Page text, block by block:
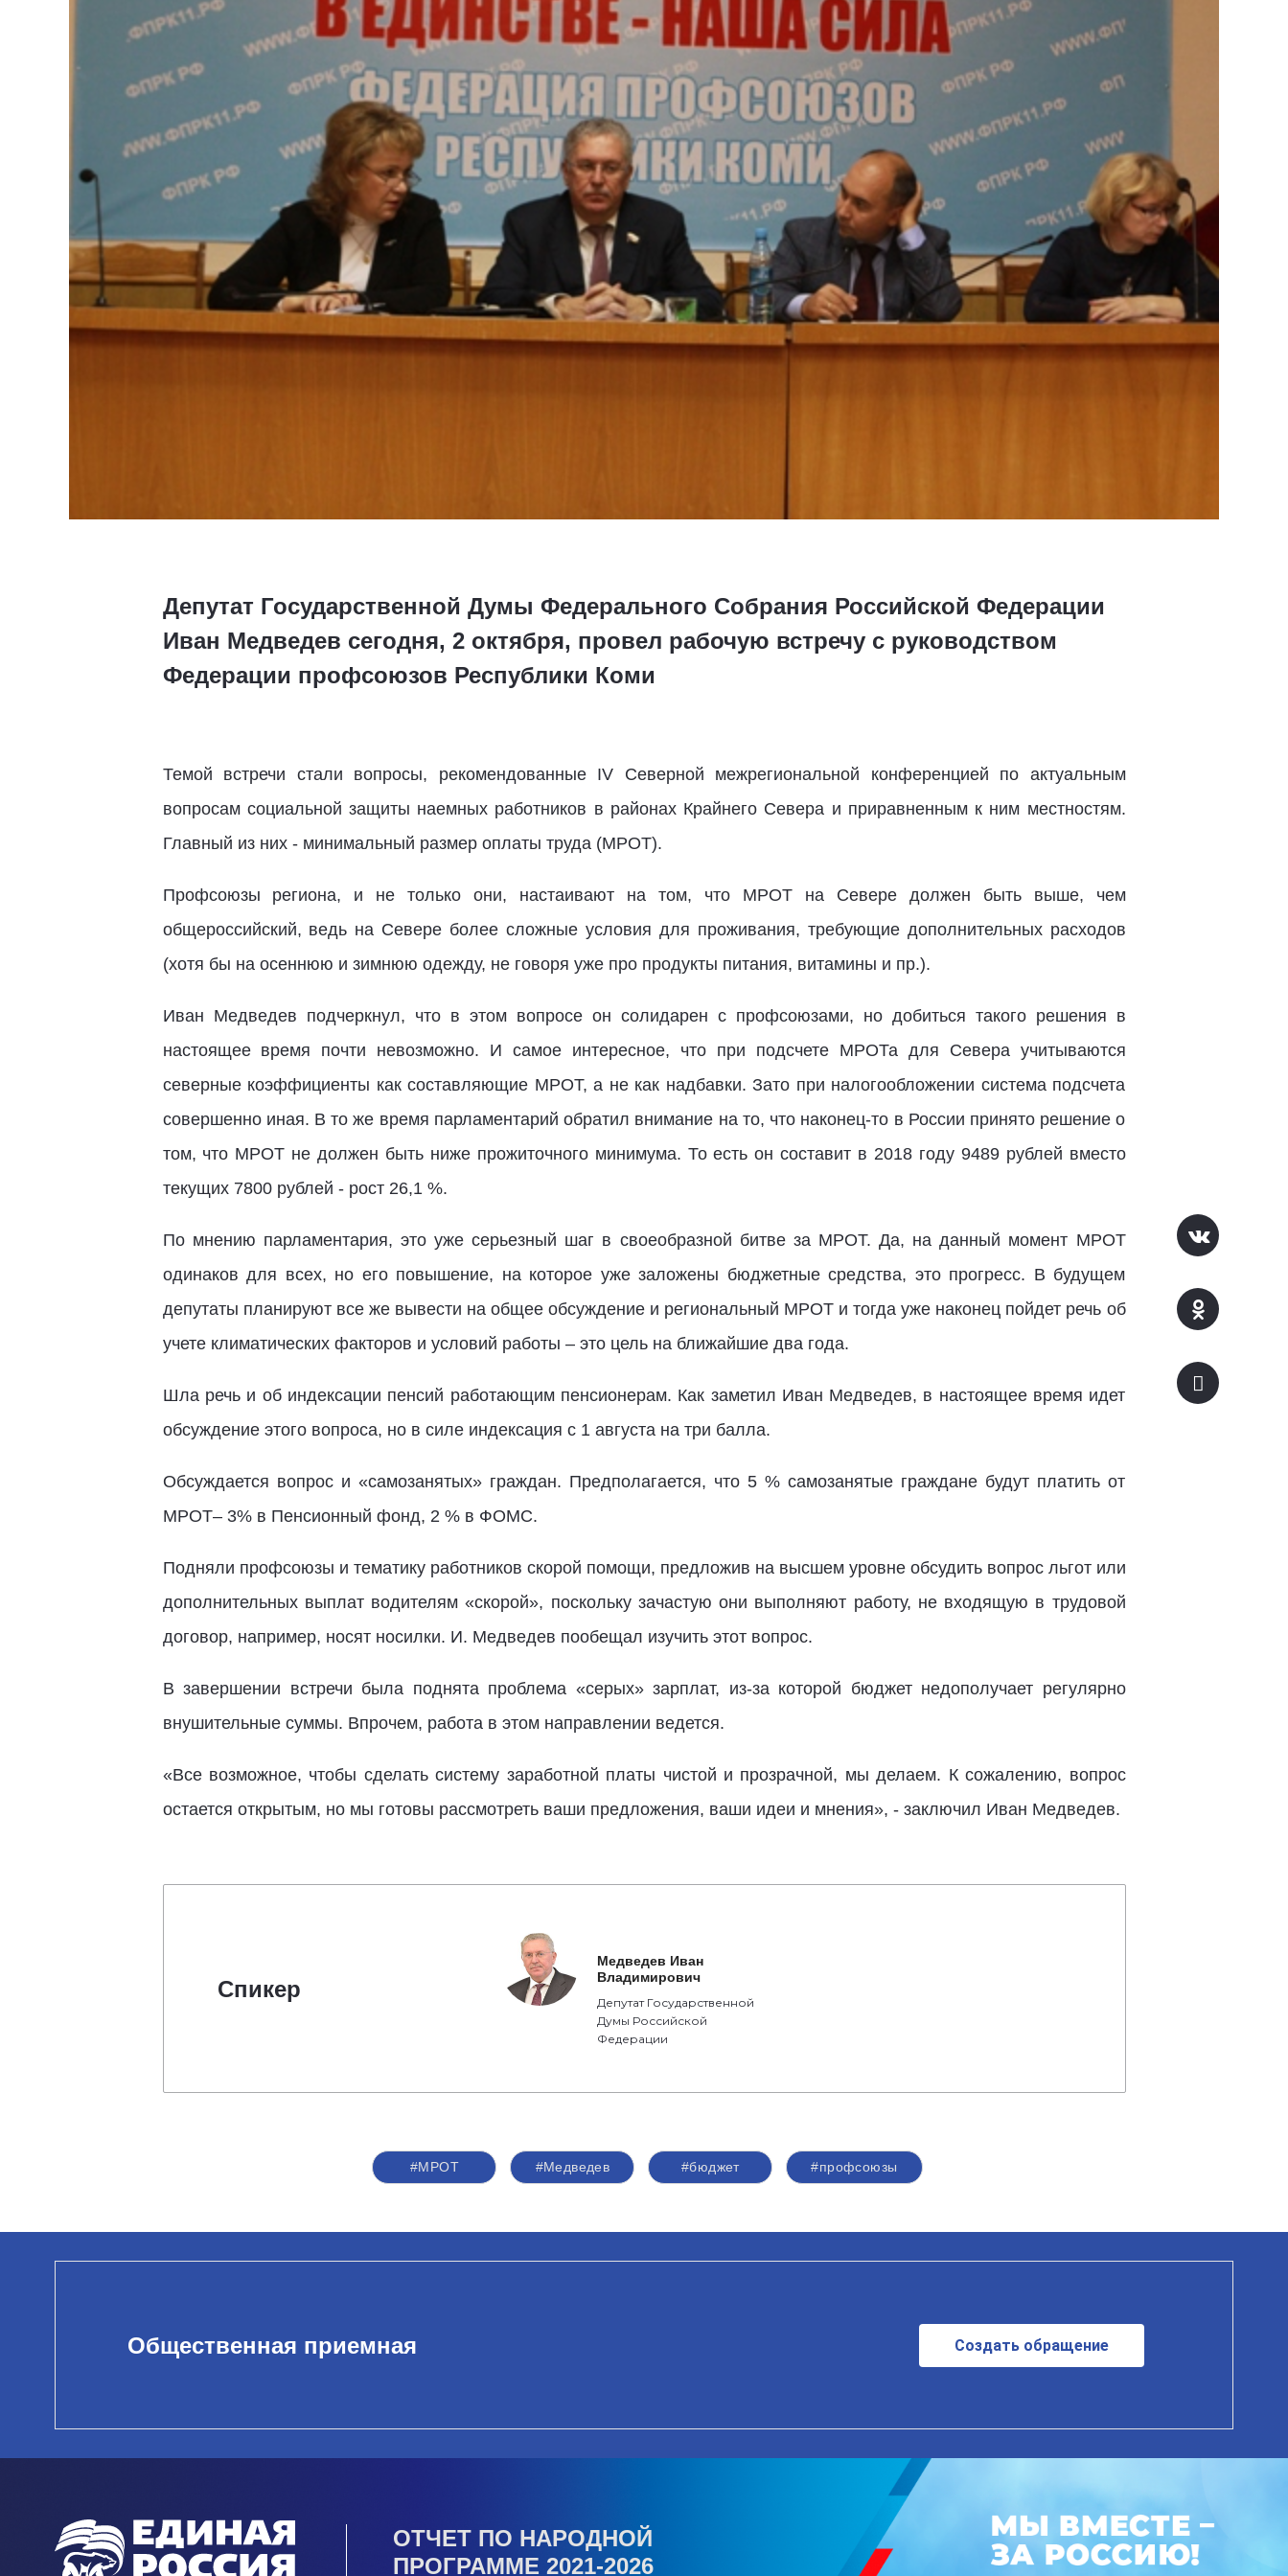
Депутат Государственной Думы Федерального Собрания Российской Федерации
Иван Медведев сегодня, 2 октября, провел рабочую встречу с руководством
Федерации профсоюзов Республики Коми
Темой встречи стали вопросы, рекомендованные IV Северной межрегиональной конференцией по актуальным
вопросам социальной защиты наемных работников в районах Крайнего Севера и приравненным к ним местностям.
Главный из них - минимальный размер оплаты труда (МРОТ).
Профсоюзы региона, и не только они, настаивают на том, что МРОТ на Севере должен быть выше, чем
общероссийский, ведь на Севере более сложные условия для проживания, требующие дополнительных расходов
(хотя бы на осеннюю и зимнюю одежду, не говоря уже про продукты питания, витамины и пр.).
Иван Медведев подчеркнул, что в этом вопросе он солидарен с профсоюзами, но добиться такого решения в
настоящее время почти невозможно. И самое интересное, что при подсчете МРОТа для Севера учитываются
северные коэффициенты как составляющие МРОТ, а не как надбавки. Зато при налогообложении система подсчета
совершенно иная. В то же время парламентарий обратил внимание на то, что наконец-то в России принято решение о
том, что МРОТ не должен быть ниже прожиточного минимума. То есть он составит в 2018 году 9489 рублей вместо
текущих 7800 рублей - рост 26,1 %.
По мнению парламентария, это уже серьезный шаг в своеобразной битве за МРОТ. Да, на данный момент МРОТ
одинаков для всех, но его повышение, на которое уже заложены бюджетные средства, это прогресс. В будущем
депутаты планируют все же вывести на общее обсуждение и региональный МРОТ и тогда уже наконец пойдет речь об
учете климатических факторов и условий работы – это цель на ближайшие два года.
Шла речь и об индексации пенсий работающим пенсионерам. Как заметил Иван Медведев, в настоящее время идет
обсуждение этого вопроса, но в силе индексация с 1 августа на три балла.
Обсуждается вопрос и «самозанятых» граждан. Предполагается, что 5 % самозанятые граждане будут платить от
МРОТ– 3% в Пенсионный фонд, 2 % в ФОМС.
Подняли профсоюзы и тематику работников скорой помощи, предложив на высшем уровне обсудить вопрос льгот или
дополнительных выплат водителям «скорой», поскольку зачастую они выполняют работу, не входящую в трудовой
договор, например, носят носилки. И. Медведев пообещал изучить этот вопрос.
В завершении встречи была поднята проблема «серых» зарплат, из-за которой бюджет недополучает регулярно
внушительные суммы. Впрочем, работа в этом направлении ведется.
«Все возможное, чтобы сделать систему заработной платы чистой и прозрачной, мы делаем. К сожалению, вопрос
остается открытым, но мы готовы рассмотреть ваши предложения, ваши идеи и мнения», - заключил Иван Медведев.
Спикер
Медведев Иван
Владимирович
Депутат Государственной
Думы Российской
Федерации
#МРОТ #Медведев #бюджет #профсоюзы
Общественная приемная Создать обращение
ОТЧЕТ ПО НАРОДНОЙ
ПРОГРАММЕ 2021-2026